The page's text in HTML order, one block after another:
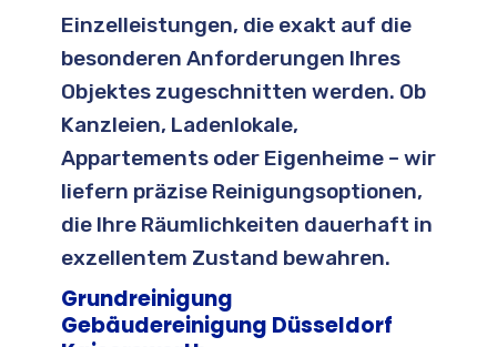
Einzelleistungen, die exakt auf die
besonderen Anforderungen Ihres
Objektes zugeschnitten werden. Ob
Kanzleien, Ladenlokale,
Appartements oder Eigenheime – wir
liefern präzise Reinigungsoptionen,
die Ihre Räumlichkeiten dauerhaft in
exzellentem Zustand bewahren.
Grundreinigung
Gebäudereinigung Düsseldorf